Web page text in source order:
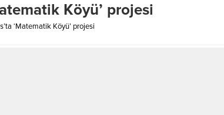
Köyü’ projesi
‘Matematik Köyü’ projesi